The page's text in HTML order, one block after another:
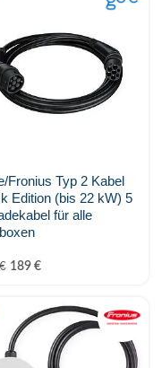
Fronius Typ 2 Kabel
Edition (bis 22 kW) 5
für alle
€ 189 €